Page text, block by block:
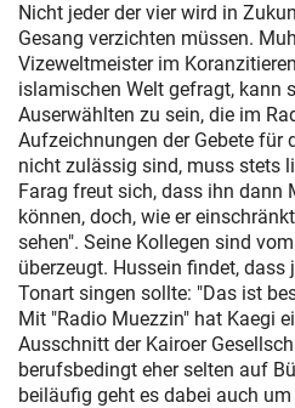
Nicht jeder der vier wird in
Gesang verzichten müssen.
Vizeweltmeister im
islamischen Welt gefragt, kann
Auserwählten zu sein, die im
Aufzeichnungen der Gebete für
nicht zulässig sind, muss stets
Farag freut sich, dass ihn dann
können, doch, wie er
sehen". Seine Kollegen sind
überzeugt. Hussein findet, dass
Tonart singen sollte: "Das ist
Mit "Radio Muezzin" hat Kaegi
Ausschnitt der Kairoer
berufsbedingt eher selten auf
beiläufig geht es dabei auch